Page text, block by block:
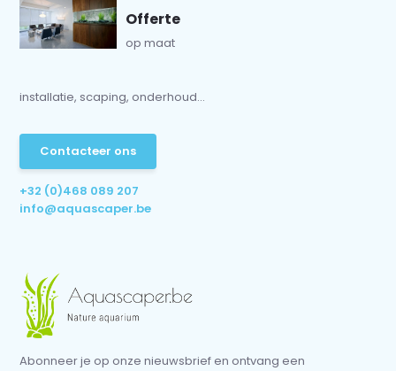
Offerte
op maat
installatie, scaping, onderhoud...
Contacteer ons
+32 (0)468 089 207
info@aquascaper.be
Abonneer je op onze nieuwsbrief en ontvang een